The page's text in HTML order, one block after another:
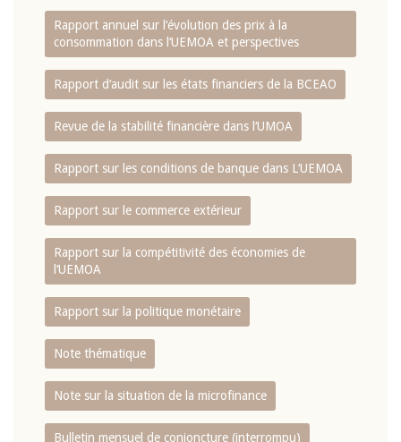
Rapport annuel sur l‘évolution des prix à la
consommation dans l‘UEMOA et perspectives
Rapport d‘audit sur les états financiers de la BCEAO
Revue de la stabilité financière dans l‘UMOA
Rapport sur les conditions de banque dans L‘UEMOA
Rapport sur le commerce extérieur
Rapport sur la compétitivité des économies de
l‘UEMOA
Rapport sur la politique monétaire
Note thématique
Note sur la situation de la microfinance
Bulletin mensuel de conjoncture (interrompu)